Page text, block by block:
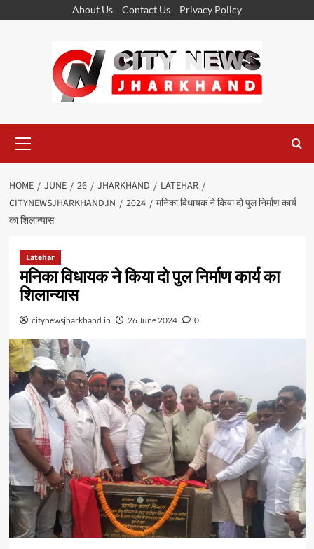
About Us Contact Us Privacy Policy
Menu
HOME JUNE 26 JHARKHAND
LATEHAR
CITYNEWSJHARKHAND.IN
2024
मनिका विधायक ने किया दो पुल निर्माण कार्य
का शिलान्यास
Latehar
मनिका विधायक ने किया दो पुल निर्माण कार्य का
शिलान्यास
citynewsjharkhand.in 26 June 2024 0